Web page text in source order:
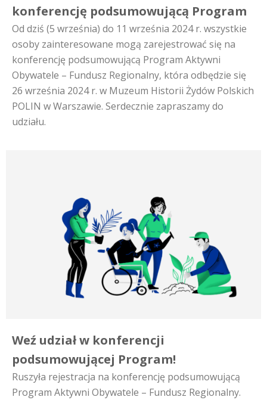
konferencję podsumowującą Program
Od dziś (5 września) do 11 września 2024 r. wszystkie
osoby zainteresowane mogą zarejestrować się na
konferencję podsumowującą Program Aktywni
Obywatele – Fundusz Regionalny, która odbędzie się
26 września 2024 r. w Muzeum Historii Żydów Polskich
POLIN w Warszawie. Serdecznie zapraszamy do
udziału.
Weź udział w konferencji
podsumowującej Program!
Ruszyła rejestracja na konferencję podsumowującą
Program Aktywni Obywatele – Fundusz Regionalny.